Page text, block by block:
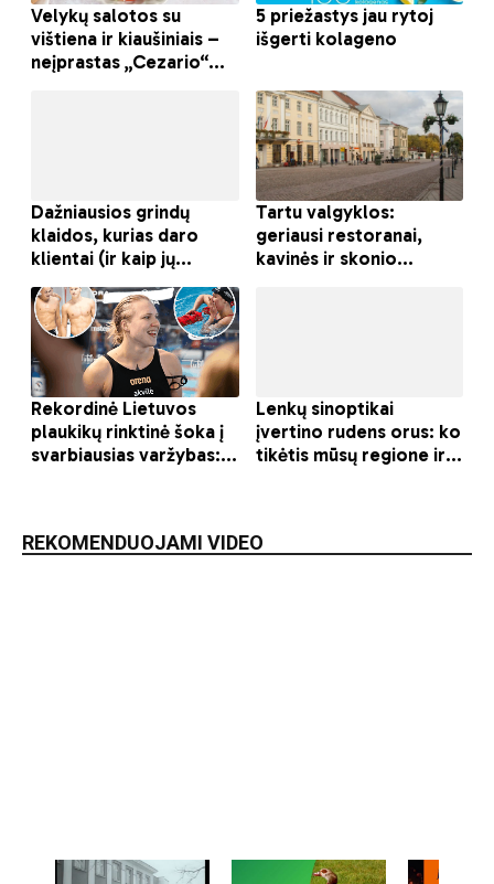
REKOMENDUOJAMI VIDEO